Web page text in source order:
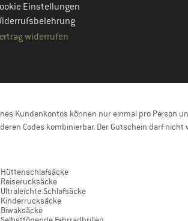
Einstellungen
widerrufen
Kundenkontos können nur einmal pro Person
Codes kombinierbar. Der Gutschein darf
Hüttenschlafsäcke
Reiserucksäcke
Ultraleichte Schlafsäcke
Kinderrucksäcke
Biwaksäcke